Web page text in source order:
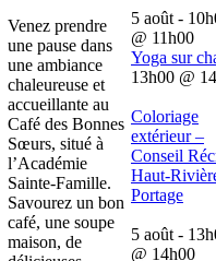
Venez prendre
une pause dans
une ambiance
chaleureuse et
accueillante au
Café des Bonnes
Sœurs, situé à
l’Académie
Sainte-Famille.
Savourez un bon
café, une soupe
maison, de
5 août -
@ 11h00
Yoga sur
13h00 @
Coloriage
extérieur –
Conseil
Haut-
Portage
5 août -
@ 14h00